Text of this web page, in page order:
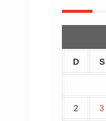
D S
2 3